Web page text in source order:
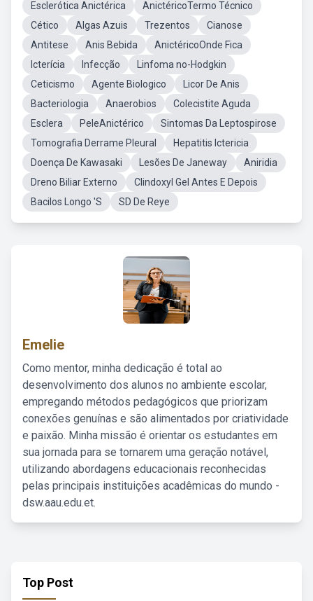
Esclerótica Anictérica
AnictéricoTermo Técnico
Cético
Algas Azuis Trezentos
Cianose
Antitese
Anis Bebida
AnictéricoOnde Fica
Icterícia
Infecção
Linfoma no-Hodgkin
Ceticismo
Agente Biologico
Licor De Anis
Bacteriologia
Anaerobios
Colecistite Aguda
Esclera
PeleAnictérico
Sintomas Da Leptospirose
Tomografia Derrame Pleural
Hepatitis Ictericia
Doença De Kawasaki
Lesões De Janeway
Aniridia
Dreno Biliar Externo
Clindoxyl Gel Antes E Depois
Bacilos Longo 'S
SD De Reye
Emelie
Como mentor, minha dedicação é total ao
desenvolvimento dos alunos no ambiente escolar,
empregando métodos pedagógicos que priorizam
conexões genuínas e são alimentados por criatividade
e paixão. Minha missão é orientar os estudantes em
sua jornada para se tornarem uma geração notável,
utilizando abordagens educacionais reconhecidas
pelas principais instituições acadêmicas do mundo -
dsw.aau.edu.et.
Top Post